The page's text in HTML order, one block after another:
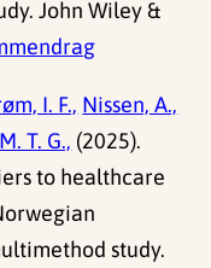
John Wiley &
I. F., Nissen, A.,
T. G., (2025).
to healthcare
study.